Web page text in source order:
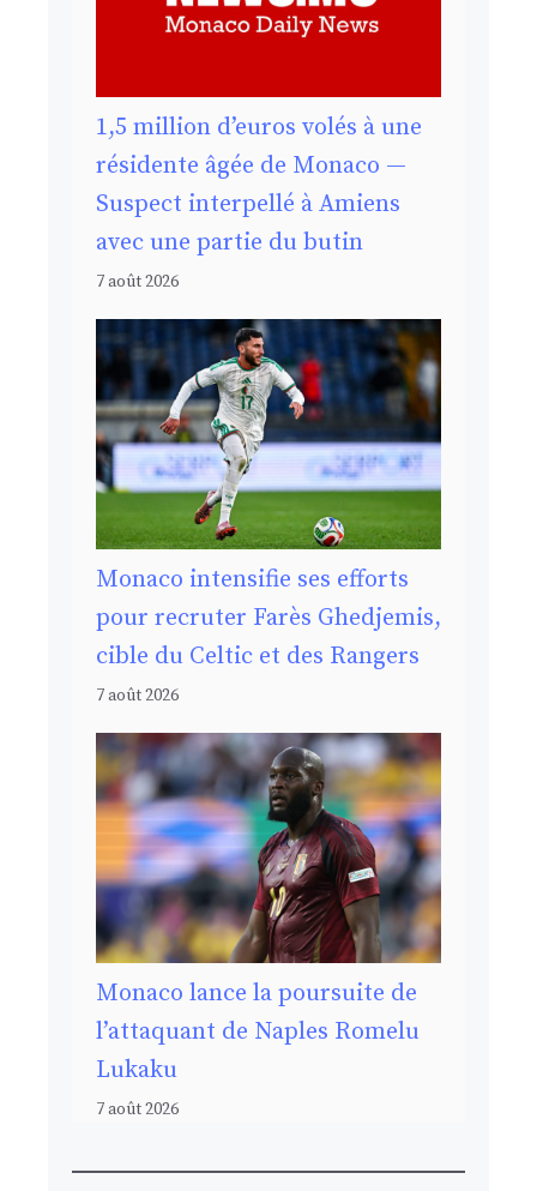
1,5 million d’euros volés à une
résidente âgée de Monaco —
Suspect interpellé à Amiens
avec une partie du butin
7 août 2026
Monaco intensifie ses efforts
pour recruter Farès Ghedjemis,
cible du Celtic et des Rangers
7 août 2026
Monaco lance la poursuite de
l’attaquant de Naples Romelu
Lukaku
7 août 2026